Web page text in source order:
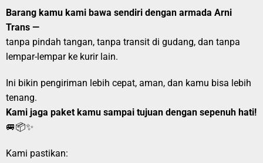
Barang kamu kami bawa sendiri dengan armada Arni
Trans —
tanpa pindah tangan, tanpa transit di gudang, dan tanpa
lempar-lempar ke kurir lain.
Ini bikin pengiriman lebih cepat, aman, dan kamu bisa lebih
tenang.
Kami jaga paket kamu sampai tujuan dengan sepenuh hati!
🚐📦✨
Kami pastikan: